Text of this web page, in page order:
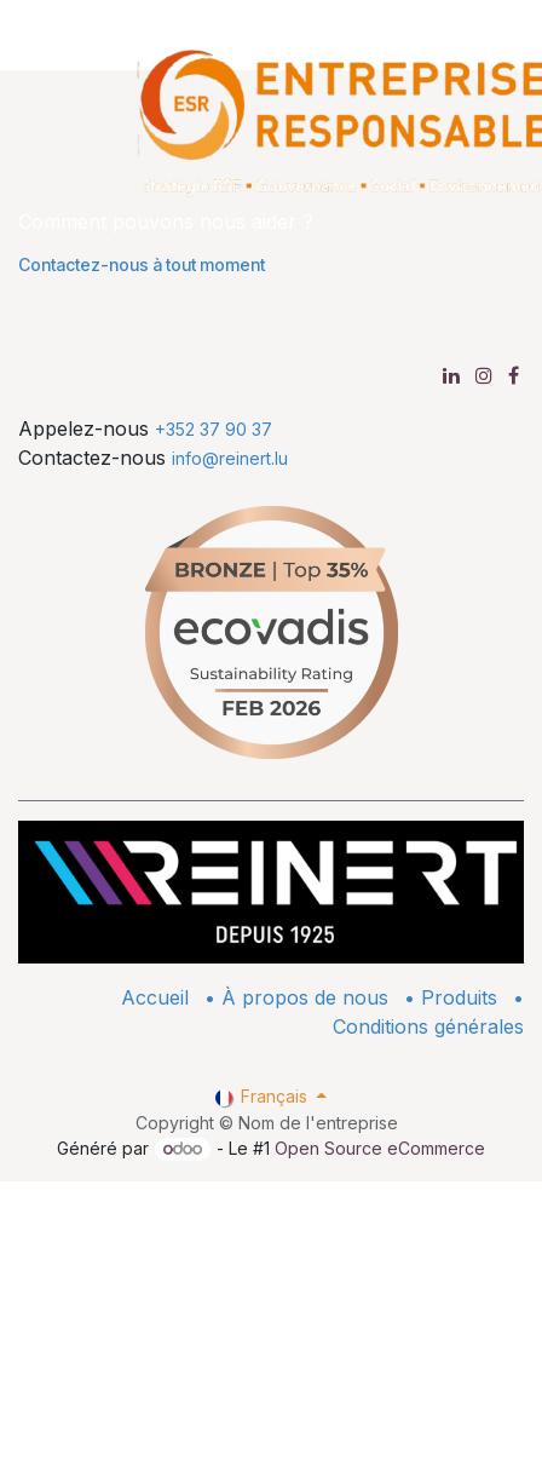
Contactez-nous à tout moment
Appelez-nous +352 37 90 37
Contactez-nous info@reinert.lu
Accueil • À propos de nous • ​Produits
•
Conditions générales
Copyright © Nom de l'entreprise
Français
Généré par - Le #1Open Source eCommerce